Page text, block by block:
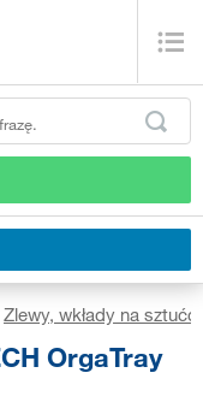
Zlewy, wkłady na
OrgaTray